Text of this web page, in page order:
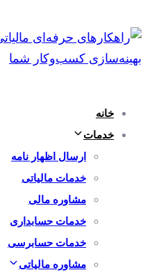
ناوبری
خانه
خدمات
ارسال اظهار نامه
خدمات مالیاتی
مشاوره مالی
خدمات حسابداری
خدمات حسابرسی
مشاوره مالیاتی